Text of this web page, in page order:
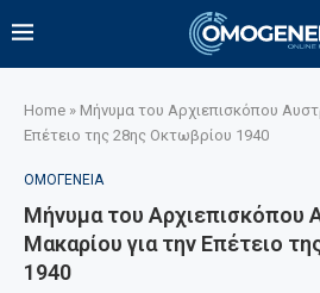
Home » Μήνυμα του Αρχιεπισκόπου
Επέτειο της 28ης Οκτωβρίου 1940
ΟΜΟΓΕΝΕΙΑ
Μήνυμα του Αρχιεπισκόπου
Μακαρίου για την Επέτειο
1940